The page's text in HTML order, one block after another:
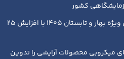
کشور
یارانه خدمات اعتباری آزمایشگاهی ویژه بهار و تابستان ۱۴۰۵ با افزایش ۲۵
میکروبی محصولات آرایشی را تدوین